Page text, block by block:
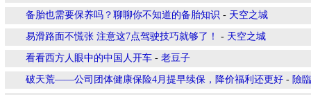
备胎也需要保养吗？聊聊你不知道的备胎知识 - 天空之城
易滑路面不慌张 注意这7点驾驶技巧就够了！ - 天空之城
看看西方人眼中的中国人开车 - 老豆子
破天荒——公司团体健康保险4月提早续保，降价福利还更好 - 險